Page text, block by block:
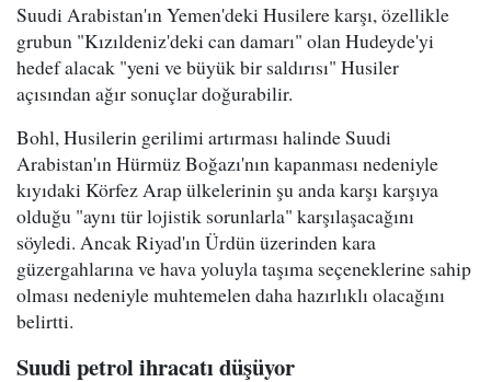
Suudi Arabistan'ın Yemen'deki Husilere karşı, özellikle
grubun "Kızıldeniz'deki can damarı" olan Hudeyde'yi
hedef alacak "yeni ve büyük bir saldırısı" Husiler
açısından ağır sonuçlar doğurabilir.
Bohl, Husilerin gerilimi artırması halinde Suudi
Arabistan'ın Hürmüz Boğazı'nın kapanması nedeniyle
kıyıdaki Körfez Arap ülkelerinin şu anda karşı karşıya
olduğu "aynı tür lojistik sorunlarla" karşılaşacağını
söyledi. Ancak Riyad'ın Ürdün üzerinden kara
güzergahlarına ve hava yoluyla taşıma seçeneklerine sahip
olması nedeniyle muhtemelen daha hazırlıklı olacağını
belirtti.
Suudi petrol ihracatı düşüyor